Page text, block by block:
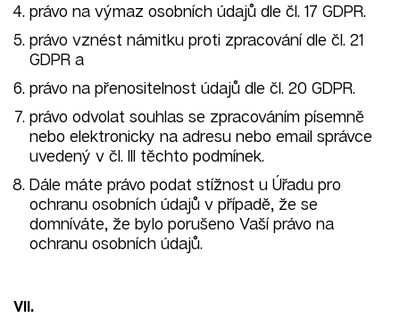
právo na výmaz osobních údajů dle čl. 17 GDPR.
právo vznést námitku proti zpracování dle čl. 21
GDPR a
právo na přenositelnost údajů dle čl. 20 GDPR.
právo odvolat souhlas se zpracováním písemně
nebo elektronicky na adresu nebo email správce
uvedený v čl. III těchto podmínek.
Dále máte právo podat stížnost u Úřadu pro
ochranu osobních údajů v případě, že se
domníváte, že bylo porušeno Vaší právo na
ochranu osobních údajů.
VII.